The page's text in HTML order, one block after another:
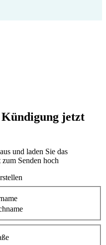
jetzt
und laden Sie das
Senden hoch